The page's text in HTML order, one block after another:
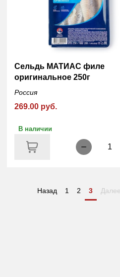
Сельдь МАТИАС филе
оригинальное 250г
Россия
269.00 руб.
В наличии
1
Назад 1 2 3 Далее